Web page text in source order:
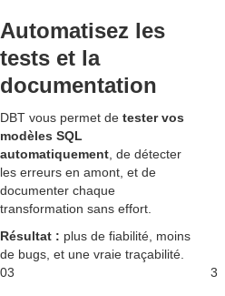
Automatisez les
tests et la
documentation
DBT vous permet de tester vos
modèles SQL
automatiquement , de détecter
les erreurs en amont, et de
documenter chaque
transformation sans effort.
Résultat : plus de fiabilité, moins
de bugs, et une vraie traçabilité.
03
3